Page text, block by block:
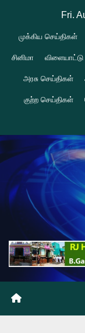
content
Fri.
முக்கிய செய்திகள்
சினிமா விளையாட்டு
அரசு செய்திகள்
குற்ற செய்திகள்